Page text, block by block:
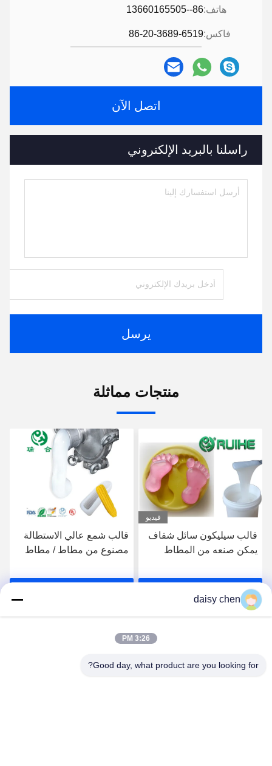
هاتف:86--13660165505
فاكس:86-20-3689-6519
اتصل الآن
راسلنا بالبريد الإلكتروني
يرسل
منتجات مماثلة
فيديو
قالب سيليكون سائل شفاف
يمكن صنعه من المطاط
PU الدقيقة
احصل على افضل سعر
قالب شمع عالي الاستطالة
مصنوع من مطاط / مطاط
daisy chen
3:26 PM
Good day, what product are you looking for?